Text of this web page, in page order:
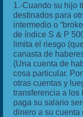
1.-Cuando su hijo
destinados para
intermedio o
de índice S & P
limita el riesgo
canasta de
(Una cuenta de
cosa particular.
otras cuentas y
transferencia a los
paga su salario
dinero a su cuenta